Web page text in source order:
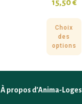
15,50€
Choix
des
options
À propos d’Anima-Loges